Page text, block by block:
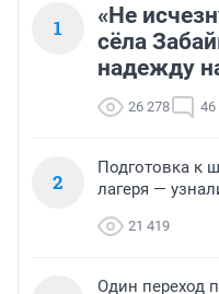
1
«Не
сёла
надежду
26 278 46
2
Подготовка к
лагеря —
21 419
Один переход